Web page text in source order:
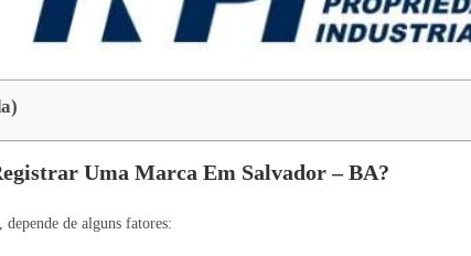
Uma Marca Em Salvador – BA?
de alguns fatores: